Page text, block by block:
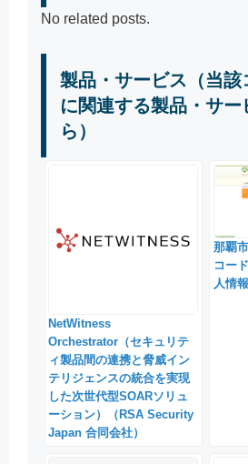
No related posts.
製品・サービス（当該
に関連する製品・サー
ら）
NetWitness
Orchestrator（セキュリテ
ィ製品間の連携と脅威イン
テリジェンスの統合を実現
した次世代型SOARソリュ
ーション）（RSA Security
Japan 合同会社）
那覇
コー
人情